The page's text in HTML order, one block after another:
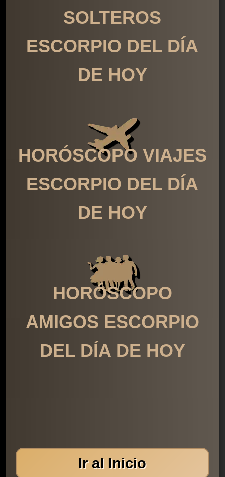
SOLTEROS
ESCORPIO DEL DÍA
DE HOY
HORÓSCOPO VIAJES
ESCORPIO DEL DÍA
DE HOY
HORÓSCOPO
AMIGOS ESCORPIO
DEL DÍA DE HOY
Ir al Inicio